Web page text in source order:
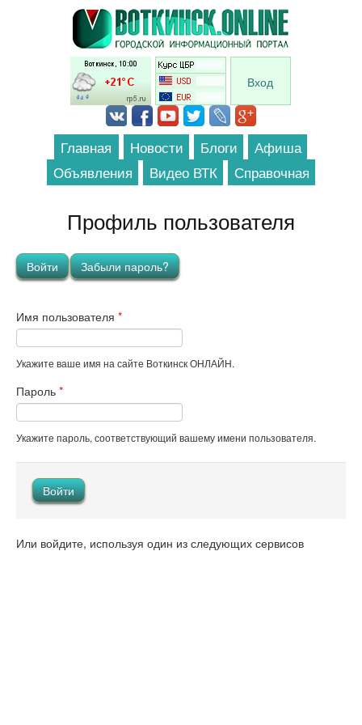
Перейти к основному содержанию
Вход
Главная Новости Блоги
Афиша
Объявления
Видео ВТК Справочная
Профиль пользователя
Главные вкладки
Войти(активная вкладка)
Забыли пароль?
Имя пользователя *
Укажите ваше имя на сайте Воткинск ОНЛАЙН.
Пароль *
Укажите пароль, соответствующий вашему имени пользователя.
Или войдите, используя один из следующих сервисов